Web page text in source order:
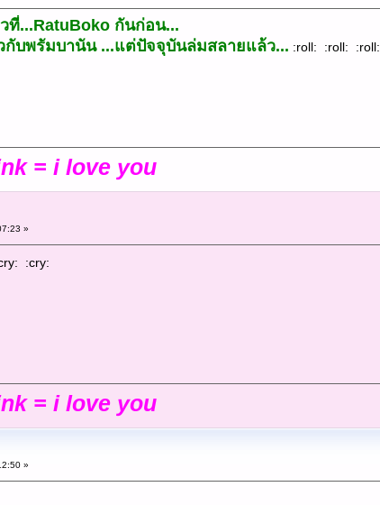
ที่...RatuBoko กันก่อน...
กับพรัมบานัน ...แต่ปัจจุบันล่มสลายแล้ว... :roll: :roll: :roll:
= i love you
»
:cry:
= i love you
»